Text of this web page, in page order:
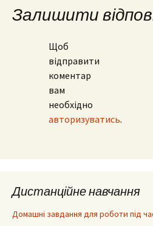
запису
Залишити
Щоб
відправити
коментар
вам
необхідно
авторизуватись.
Дистанційне навчання
Домашні завдання для роботи під